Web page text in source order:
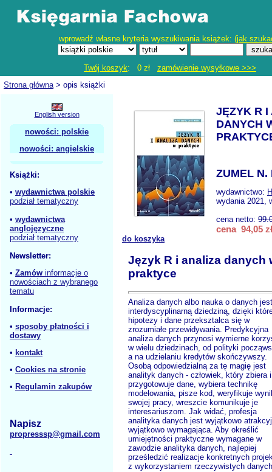
wprowadź własne kryteria wyszukiwania książek: (jak
Twój koszyk: 0 zł zamówienie wysyłkowe >>>
Strona główna> opis książki
English version
nowości: polskie
nowości: angielskie
Książki:
• wydawnictwa polskie
podział tematyczny
• wydawnictwa
anglojęzyczne
podział tematyczny
Newsletter:
• Zamów informacje o
nowościach z wybranego
tematu
Informacje:
• sposoby płatności i
dostawy
• kontakt
• Cookies na stronie
• Regulamin zakupów
Napisz
propresssp@gmail.com
JĘZYK R I
DANYCH
ZUMEL N.
wydawnictwo:
wydania 2021,
cena netto:
cena 94,05 zł
do koszyka
Język R i analiza danych
praktyce
Analiza danych albo nauka o danych jest
interdyscyplinarną dziedziną, dzięki
hipotezy i dane przekształca się w
zrozumiałe przewidywania. Predykcyjna
analiza danych przynosi wymierne
w wielu dziedzinach, od polityki
a na udzielaniu kredytów skończywszy.
Osobą odpowiedzialną za tę magię jest
analityk danych - człowiek, który zbiera i
przygotowuje dane, wybiera technikę
modelowania, pisze kod, weryfikuje
swojej pracy, wreszcie komunikuje je
interesariuszom. Jak widać, profesja
analityka danych jest wyjątkowo
wyjątkowo wymagająca. Aby określić
umiejętności praktyczne wymagane w
zawodzie analityka danych, najlepiej
prześledzić realizacje konkretnych
z wykorzystaniem rzeczywistych